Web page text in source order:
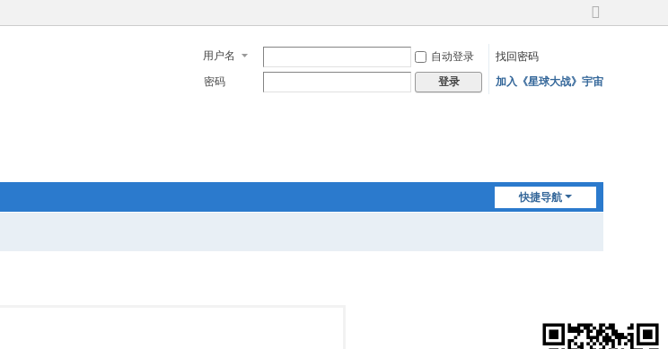
切
宽
用户名 自动登录
找回密码
密码
登录 加入《星球大战》宇宙
快捷导航